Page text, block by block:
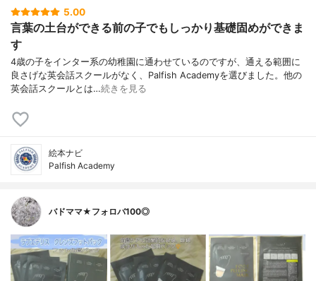
5.00
言葉の土台ができる前の子でもしっかり基礎固めができま
す
4歳の子をインター系の幼稚園に通わせているのですが、通える範囲に
良さげな英会話スクールがなく、Palfish Academyを選びました。他の
英会話スクールとは…続きを見る
絵本ナビ
Palfish Academy
バドママ★フォロバ100◎